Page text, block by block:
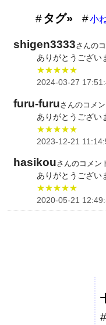
タグ» 小
shigen3333さんの
ありがとうござい
★★★★★
2024-03-27
furu-furuさんのコメン
ありがとうござい
★★★★★
2023-12-21
hasikouさんのコメン
ありがとうござい
★★★★★
2020-05-21